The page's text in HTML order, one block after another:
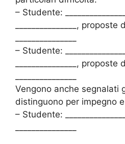
– Studente:
_______________,
– Studente:
_______________,
Vengono anche segnalati
distinguono per impegno
– Studente: